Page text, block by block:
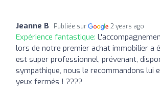
Jeanne B Publiée sur 2 years ago
Expérience fantastique:
lors de notre premier achat immobilier a
est super professionnel, prévenant,
sympathique, nous le recommandons lui
yeux fermés ! ????